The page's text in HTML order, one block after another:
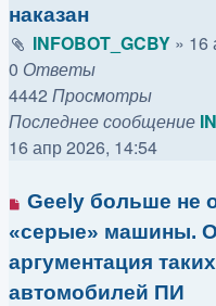
наказан
INFOBOT_GCBY » 16
0 Ответы
4442 Просмотры
Последнее сообщение
16 апр 2026, 14:54
Geely больше не
«серые» машины.
аргументация
автомобилей ПИ